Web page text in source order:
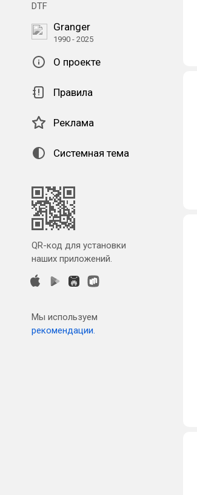
DTF
Granger
1990 - 2025
О проекте
Правила
Реклама
Системная тема
QR-код для установки
наших приложений.
Мы используем
рекомендации.